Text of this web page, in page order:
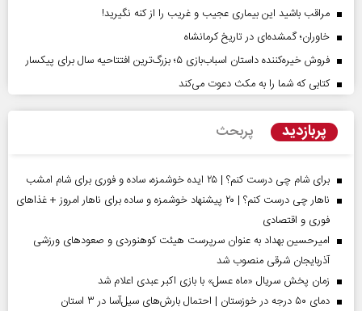
مراقب باشید این بیماری عجیب و غریب را از کنه نگیرید!
خاوران؛ گمشده‌ای در تاریخ کرمانشاه
فروش خیره‌کننده داستان اسباب‌بازی ۵؛ بزرگ‌ترین افتتاحیه سال برای پیکسار
کتابی که شما را به مکث دعوت می‌کند
پربازدید پربحث
برای شام چی درست کنم؟ | ۲۵ ایده خوشمزه، ساده و فوری برای شام امشب
ناهار چی درست کنم؟ | ۲۰ پیشنهاد خوشمزه و ساده برای ناهار امروز + غذاهای
فوری و اقتصادی
امیرحسین بهداد به عنوان سرپرست هیئت کوهنوردی و صعودهای ورزشی
آذربایجان شرقی منصوب شد
زمان پخش سریال «ماه عسل» با بازی اکبر عبدی اعلام شد
دمای ۵۰ درجه در خوزستان | احتمال بارش‌های سیل‌آسا در ۳ استان